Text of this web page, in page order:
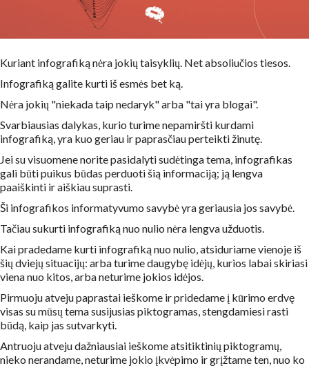
Kuriant infografiką nėra jokių taisyklių. Net absoliučios tiesos.
Infografiką galite kurti iš esmės bet ką.
Nėra jokių "niekada taip nedaryk" arba "tai yra blogai".
Svarbiausias dalykas, kurio turime nepamiršti kurdami
infografiką, yra kuo geriau ir paprasčiau perteikti žinutę.
Jei su visuomene norite pasidalyti sudėtinga tema, infografikas
gali būti puikus būdas perduoti šią informaciją; ją lengva
paaiškinti ir aiškiau suprasti.
Ši infografikos informatyvumo savybė yra geriausia jos savybė.
Tačiau sukurti infografiką nuo nulio nėra lengva užduotis.
Kai pradedame kurti infografiką nuo nulio, atsiduriame vienoje iš
šių dviejų situacijų: arba turime daugybę idėjų, kurios labai skiriasi
viena nuo kitos, arba neturime jokios idėjos.
Pirmuoju atveju paprastai ieškome ir pridedame į kūrimo erdvę
visas su mūsų tema susijusias piktogramas, stengdamiesi rasti
būdą, kaip jas sutvarkyti.
Antruoju atveju dažniausiai ieškome atsitiktinių piktogramų,
nieko nerandame, neturime jokio įkvėpimo ir grįžtame ten, nuo ko